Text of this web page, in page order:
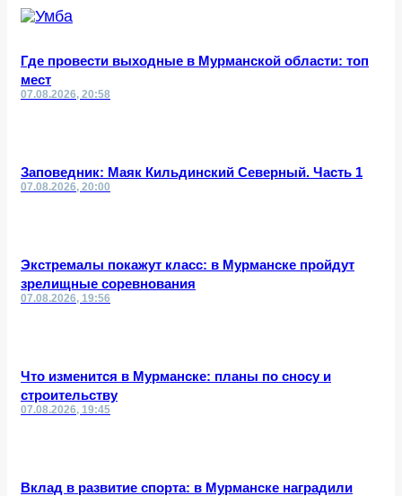
Где провести выходные в Мурманской области: топ
мест
07.08.2026, 20:58
Заповедник: Маяк Кильдинский Северный. Часть 1
07.08.2026, 20:00
Экстремалы покажут класс: в Мурманске пройдут
зрелищные соревнования
07.08.2026, 19:56
Что изменится в Мурманске: планы по сносу и
строительству
07.08.2026, 19:45
Вклад в развитие спорта: в Мурманске наградили